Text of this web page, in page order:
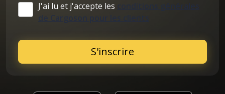
J'ai lu et j'accepte les
conditions générales
S'inscrire